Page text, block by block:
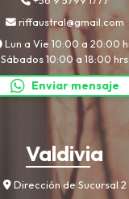
riffaustral@gmail.com
Lun a Vie 10:00 a 20:00
Sábados 10:00 a 18:00 hrs
Enviar mensaje
Valdivia
Dirección de Sucursal 2